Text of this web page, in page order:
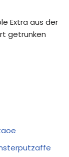
Extra aus der
getrunken